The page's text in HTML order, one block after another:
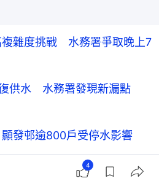
複雜度挑戰 水務署爭取晚上7
供水 水務署發現新漏點
顯發邨逾800戶受停水影響
4屋苑今晚11時停水 水務署料
4